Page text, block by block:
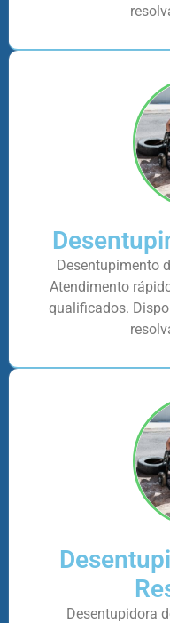
Desentupimento
Atendimento
qualificados.
Desentupidora